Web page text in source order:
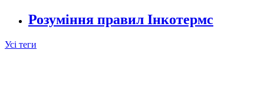
Розуміння правил Інкотермс
Усі теги